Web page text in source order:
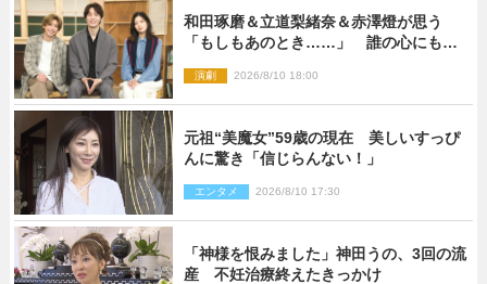
和田琢磨＆立道梨緒奈＆赤澤燈が思う
「もしもあのとき……」 誰の心にもあ
思い
演劇 2026/8/10 18:00
元祖“美魔女”59歳の現在 美しいすっぴ
んに驚き「信じらんない！」
エンタメ 2026/8/10 17:30
「神様を恨みました」神田うの、3回の流
産 不妊治療終えたきっかけ